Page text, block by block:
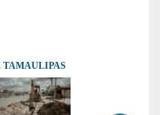
TAMAULIPAS